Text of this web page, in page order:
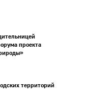
проекта
территорий